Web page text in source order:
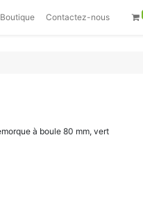
Boutique Contactez-nous